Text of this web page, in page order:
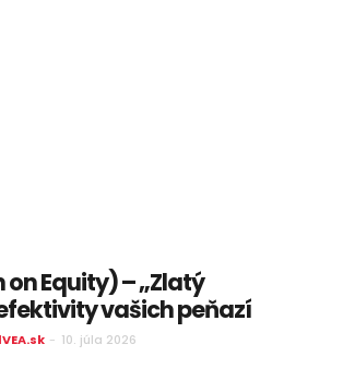
on Equity) – „Zlatý
vašich peňazí
- 10. júla 2026